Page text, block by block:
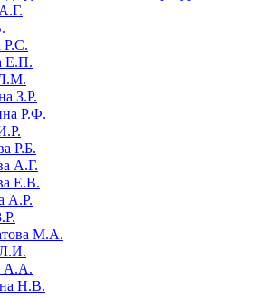
Р.С.
Е.П.
З.Р.
Р.Ф.
Р.Б.
А.Г.
Е.В.
А.Р.
М.А.
А.А.
Н.В.